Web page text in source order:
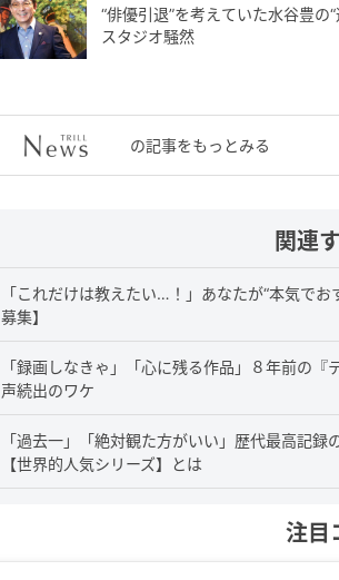
“俳優引退”を考えていた水谷豊の
スタジオ騒然
の記事をもっとみる
関連
「これだけは教えたい…！」あなたが“本気で
募集】
「録画しなきゃ」「心に残る作品」８年前の
声続出のワケ
「過去一」「絶対観た方がいい」歴代最高記
【世界的人気シリーズ】とは
注目